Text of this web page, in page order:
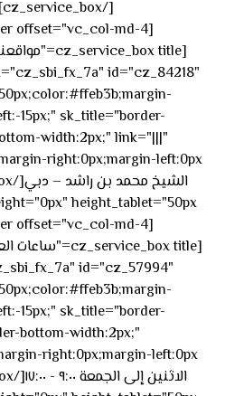
id="cz_84218"
15px;" sk_title="border-
width:2px;" link="|||"
id="cz_57994"
15px;" sk_title="border-
bottom-width:2px;"